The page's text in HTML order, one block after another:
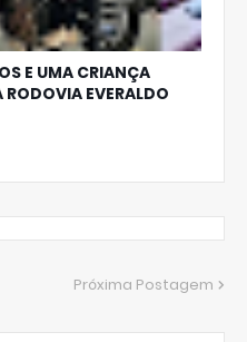
E UMA CRIANÇA
EVERALDO
Próxima Postagem